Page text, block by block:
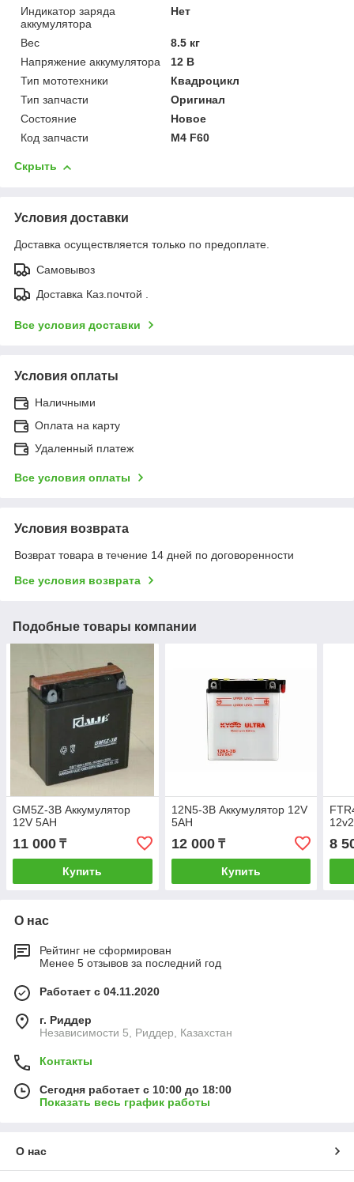
Индикатор заряда
аккумулятора
Нет
Вес
8.5 кг
Напряжение аккумулятора
12 В
Тип мототехники
Квадроцикл
Тип запчасти
Оригинал
Состояние
Новое
Код запчасти
M4 F60
Скрыть
Условия доставки
Доставка осуществляется только по предоплате.
Самовывоз
Доставка Каз.почтой .
Все условия доставки
Условия оплаты
Наличными
Оплата на карту
Удаленный платеж
Все условия оплаты
Условия возврата
Возврат товара в течение 14 дней по договоренности
Все условия возврата
Подобные товары компании
GM5Z-3B Аккумулятор
12V 5AH
11 000 ₸
Купить
12N5-3B Аккумулятор 12V
5AH
12 000₸
Купить
8
О нас
Рейтинг не сформирован
Менее 5 отзывов за последний год
Работает с 04.11.2020
г. Риддер
Независимости 5, Риддер, Казахстан
Контакты
Сегодня работает с 10:00 до 18:00
Показать весь график работы
О нас